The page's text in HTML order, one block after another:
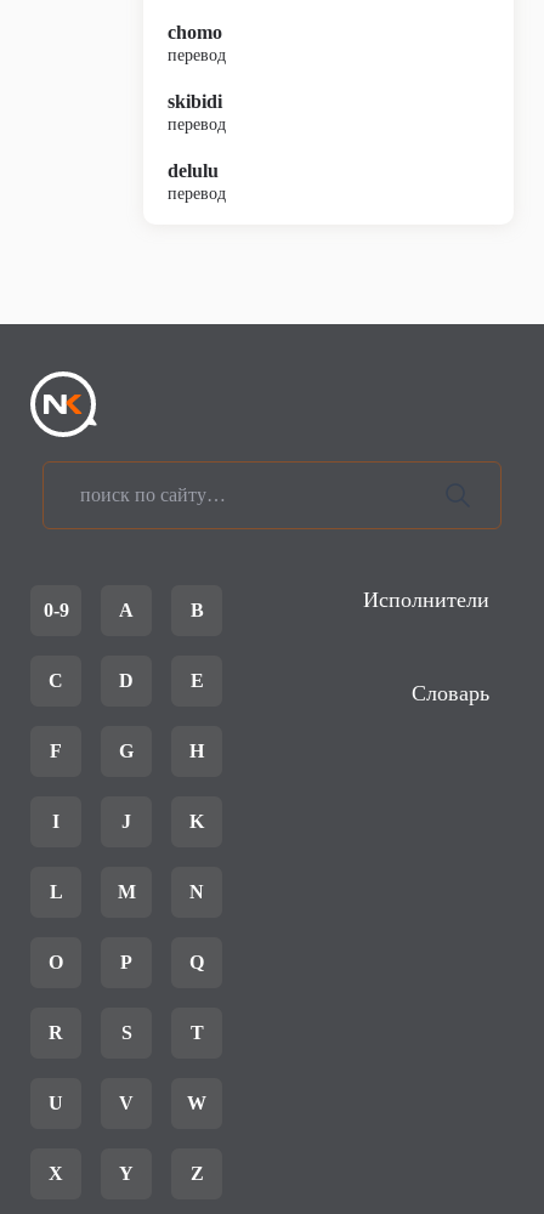
chomo
перевод
skibidi
перевод
delulu
перевод
0-9 A B
C D E
F G H
I J K
L M N
O P Q
R S T
U V W
X Y Z
Исполнители
Словарь